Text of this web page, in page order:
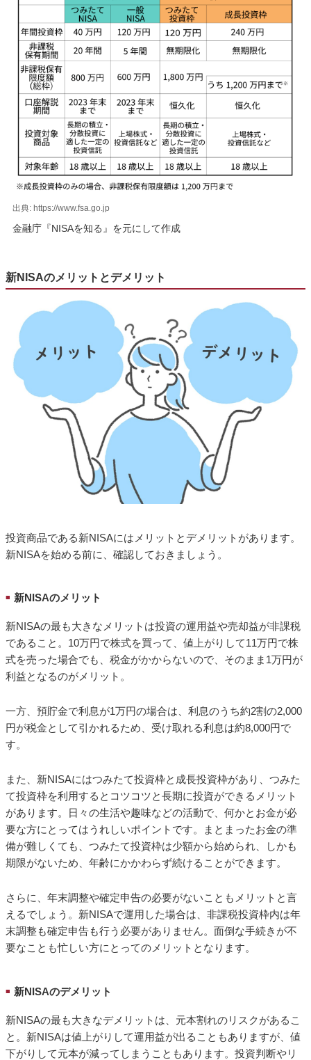
出典: https://www.fsa.go.jp
金融庁『NISAを知る』を元にして作成
新NISAのメリットとデメリット
投資商品である新NISAにはメリットとデメリットがあります。
新NISAを始める前に、確認しておきましょう。
■ 新NISAのメリット
新NISAの最も大きなメリットは投資の運用益や売却益が非課税
であること。10万円で株式を買って、値上がりして11万円で株
式を売った場合でも、税金がかからないので、そのまま1万円が
利益となるのがメリット。
一方、預貯金で利息が1万円の場合は、利息のうち約2割の2,000
円が税金として引かれるため、受け取れる利息は約8,000円で
す。
また、新NISAにはつみたて投資枠と成長投資枠があり、つみた
て投資枠を利用するとコツコツと長期に投資ができるメリット
があります。日々の生活や趣味などの活動で、何かとお金が必
要な方にとってはうれしいポイントです。まとまったお金の準
備が難しくても、つみたて投資枠は少額から始められ、しかも
期限がないため、年齢にかかわらず続けることができます。
さらに、年末調整や確定申告の必要がないこともメリットと言
えるでしょう。新NISAで運用した場合は、非課税投資枠内は年
末調整も確定申告も行う必要がありません。面倒な手続きが不
要なことも忙しい方にとってのメリットとなります。
■ 新NISAのデメリット
新NISAの最も大きなデメリットは、元本割れのリスクがあるこ
と。新NISAは値上がりして運用益が出ることもありますが、値
下がりして元本が減ってしまうこともあります。投資判断やリ